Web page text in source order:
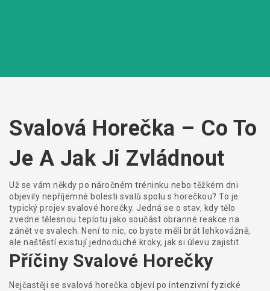
Svalová Horečka – Co To
Je A Jak Ji Zvládnout
Už se vám někdy po náročném tréninku nebo těžkém dni
objevily nepříjemné bolesti svalů spolu s horečkou? To je
typický projev svalové horečky. Jedná se o stav, kdy tělo
zvedne tělesnou teplotu jako součást obranné reakce na
zánět ve svalech. Není to nic, co byste měli brát lehkovážně,
ale naštěstí existují jednoduché kroky, jak si úlevu zajistit.
Příčiny Svalové Horečky
Nejčastěji se svalová horečka objeví po intenzivní fyzické